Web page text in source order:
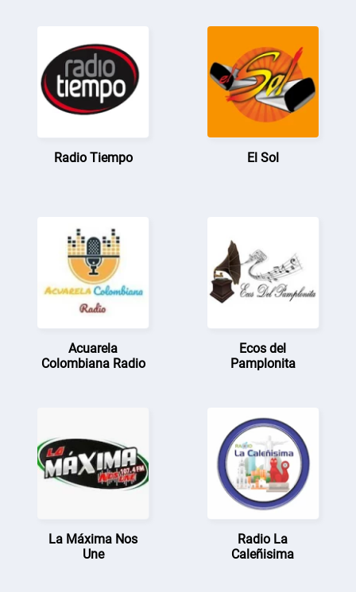
Radio Tiempo El Sol
Acuarela
Colombiana Radio
Ecos del
Pamplonita
La Máxima Nos
Une
Radio La
Caleñisima